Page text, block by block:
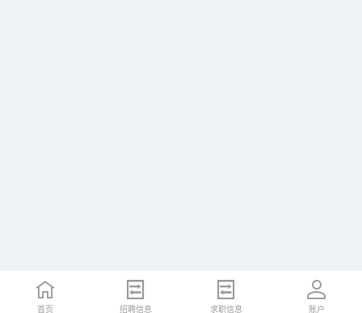
首页 招聘信息 求职信息 账户